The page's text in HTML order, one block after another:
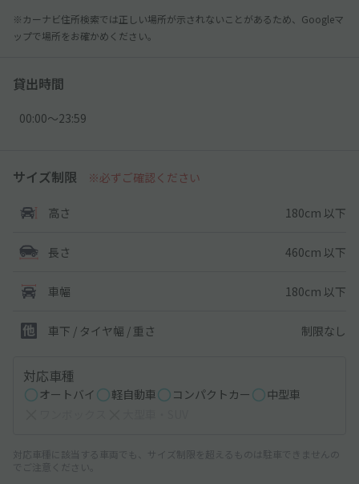
※カーナビ住所検索では正しい場所が示されないことがあるため、Googleマ
ップで場所をお確かめください。
貸出時間
00:00〜23:59
サイズ制限 ※必ずご確認ください
高さ 180cm 以下
長さ 460cm 以下
車幅 180cm 以下
車下 / タイヤ幅 / 重さ 制限なし
対応車種
オートバイ 軽自動車 コンパクトカー
中型車
対応車種に該当する車両でも、サイズ制限を超えるものは駐車できませんの
でご注意ください。